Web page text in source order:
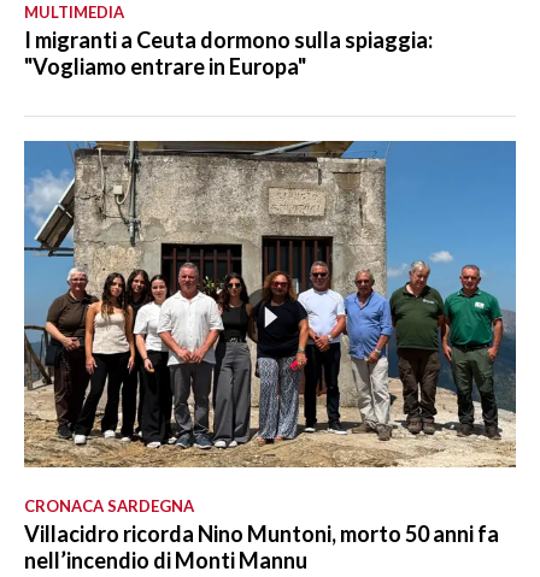
MULTIMEDIA
I migranti a Ceuta dormono sulla spiaggia:
"Vogliamo entrare in Europa"
CRONACA SARDEGNA
Villacidro ricorda Nino Muntoni, morto 50 anni fa
nell’incendio di Monti Mannu